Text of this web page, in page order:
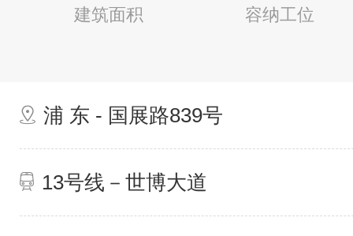
建筑面积 容纳工位
浦 东 - 国展路839号
13号线－世博大道